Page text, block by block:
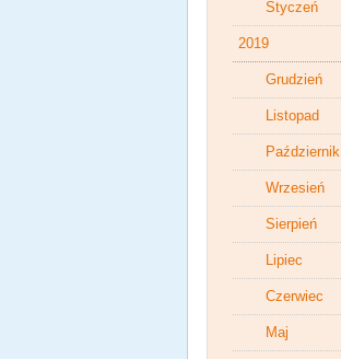
Styczeń
2019
Grudzień
Listopad
Październik
Wrzesień
Sierpień
Lipiec
Czerwiec
Maj